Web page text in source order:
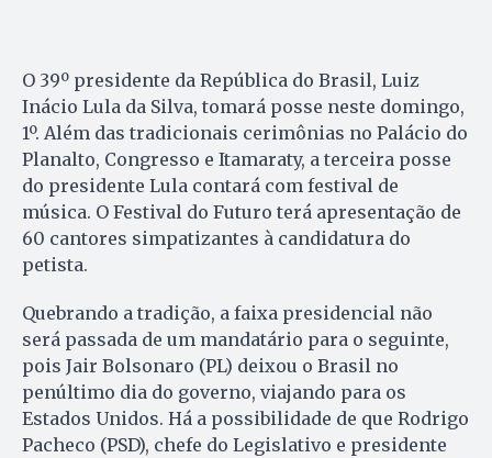
O 39º presidente da República do Brasil, Luiz
Inácio Lula da Silva, tomará posse neste domingo,
1º. Além das tradicionais cerimônias no Palácio do
Planalto, Congresso e Itamaraty, a terceira posse
do presidente Lula contará com festival de
música. O Festival do Futuro terá apresentação de
60 cantores simpatizantes à candidatura do
petista.
Quebrando a tradição, a faixa presidencial não
será passada de um mandatário para o seguinte,
pois Jair Bolsonaro (PL) deixou o Brasil no
penúltimo dia do governo, viajando para os
Estados Unidos. Há a possibilidade de que Rodrigo
Pacheco (PSD), chefe do Legislativo e presidente